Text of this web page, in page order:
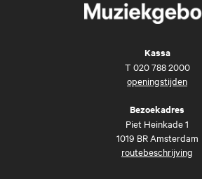
Kassa
T 020 788 2000
openingstijden
Bezoekadres
Piet Heinkade 1
1019 BR Amsterdam
routebeschrijving